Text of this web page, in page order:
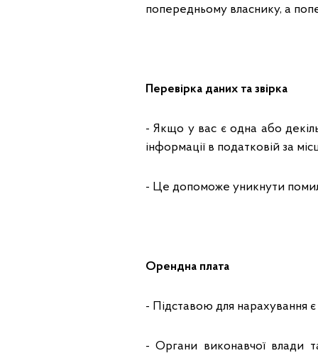
попередньому власнику, а
Перевірка даних та звірка
- Якщо у вас є одна або
інформації в податковій за
- Це допоможе уникнути
Орендна плата
- Підставою для нарахування
- Органи виконавчої влади